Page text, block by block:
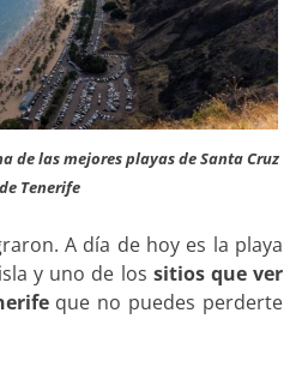
de las mejores playas de Santa Cruz
de Tenerife
A día de hoy es la playa
y uno de los sitios que ver
que no puedes perderte